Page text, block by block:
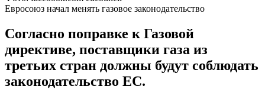
Евросоюз начал менять газовое законодательство
Согласно поправке к Газовой
директиве, поставщики газа из
третьих стран должны будут соблюдать
законодательство ЕС.